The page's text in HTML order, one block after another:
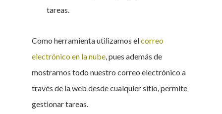
tareas.
Como herramienta utilizamos elcorreo
electrónico en la nube, pues además de
mostrarnos todo nuestro correo electrónico a
través de la web desde cualquier sitio, permite
gestionar tareas.